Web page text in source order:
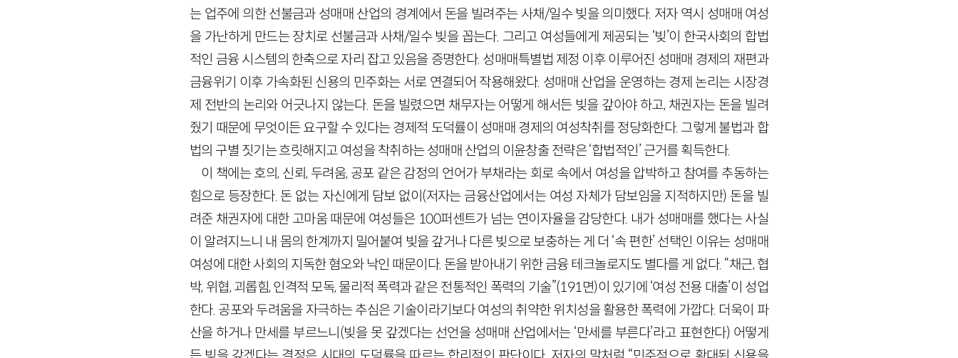
는 업주에 의한 선불금과 성매매 산업의 경계에서 돈을 빌려주는 사채/일수 빚을 의미했다. 저자 역시 성매매 여성
을 가난하게 만드는 장치로 선불금과 사채/일수 빚을 꼽는다. 그리고 여성들에게 제공되는 ‘빚’이 한국사회의 합법
적인 금융 시스템의 한축으로 자리 잡고 있음을 증명한다. 성매매특별법 제정 이후 이루어진 성매매 경제의 재편과
금융위기 이후 가속화된 신용의 민주화는 서로 연결되어 작용해왔다. 성매매 산업을 운영하는 경제 논리는 시장경
제 전반의 논리와 어긋나지 않는다. 돈을 빌렸으면 채무자는 어떻게 해서든 빚을 갚아야 하고, 채권자는 돈을 빌려
줬기 때문에 무엇이든 요구할 수 있다는 경제적 도덕률이 성매매 경제의 여성착취를 정당화한다. 그렇게 불법과 합
법의 구별 짓기는 흐릿해지고 여성을 착취하는 성매매 산업의 이윤창출 전략은 ‘합법적인’ 근거를 획득한다.
이 책에는 호의, 신뢰, 두려움, 공포 같은 감정의 언어가 부채라는 회로 속에서 여성을 압박하고 참여를 추동하는
힘으로 등장한다. 돈 없는 자신에게 담보 없이(저자는 금융산업에서는 여성 자체가 담보임을 지적하지만) 돈을 빌
려준 채권자에 대한 고마움 때문에 여성들은 100퍼센트가 넘는 연이자율을 감당한다. 내가 성매매를 했다는 사실
이 알려지느니 내 몸의 한계까지 밀어붙여 빚을 갚거나 다른 빚으로 보충하는 게 더 ‘속 편한’ 선택인 이유는 성매매
여성에 대한 사회의 지독한 혐오와 낙인 때문이다. 돈을 받아내기 위한 금융 테크놀로지도 별다를 게 없다. “채근, 협
박, 위협, 괴롭힘, 인격적 모독, 물리적 폭력과 같은 전통적인 폭력의 기술”(191면)이 있기에 ‘여성 전용 대출’이 성업
한다. 공포와 두려움을 자극하는 추심은 기술이라기보다 여성의 취약한 위치성을 활용한 폭력에 가깝다. 더욱이 파
산을 하거나 만세를 부르느니(빚을 못 갚겠다는 선언을 성매매 산업에서는 ‘만세를 부른다’라고 표현한다) 어떻게